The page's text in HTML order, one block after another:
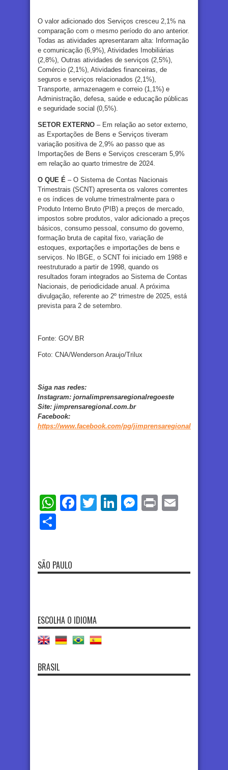
O valor adicionado dos Serviços cresceu 2,1% na
comparação com o mesmo período do ano anterior.
Todas as atividades apresentaram alta: Informação
e comunicação (6,9%), Atividades Imobiliárias
(2,8%), Outras atividades de serviços (2,5%),
Comércio (2,1%), Atividades financeiras, de
seguros e serviços relacionados (2,1%),
Transporte, armazenagem e correio (1,1%) e
Administração, defesa, saúde e educação públicas
e seguridade social (0,5%).
SETOR EXTERNO – Em relação ao setor externo,
as Exportações de Bens e Serviços tiveram
variação positiva de 2,9% ao passo que as
Importações de Bens e Serviços cresceram 5,9%
em relação ao quarto trimestre de 2024.
O QUE É – O Sistema de Contas Nacionais
Trimestrais (SCNT) apresenta os valores correntes
e os índices de volume trimestralmente para o
Produto Interno Bruto (PIB) a preços de mercado,
impostos sobre produtos, valor adicionado a preços
básicos, consumo pessoal, consumo do governo,
formação bruta de capital fixo, variação de
estoques, exportações e importações de bens e
serviços. No IBGE, o SCNT foi iniciado em 1988 e
reestruturado a partir de 1998, quando os
resultados foram integrados ao Sistema de Contas
Nacionais, de periodicidade anual. A próxima
divulgação, referente ao 2º trimestre de 2025, está
prevista para 2 de setembro.
Fonte: GOV.BR
Foto: CNA/Wenderson Araujo/Trilux
Siga nas redes:
Instagram: jornalimprensaregionalregoeste
Site: jimprensaregional.com.br
Facebook:
https://www.facebook.com/pg/jimprensaregional
WhatsApp
Facebook
TwitterLinkedIn
Messenger
Print
SÃO PAULO
ESCOLHA O IDIOMA
BRASIL